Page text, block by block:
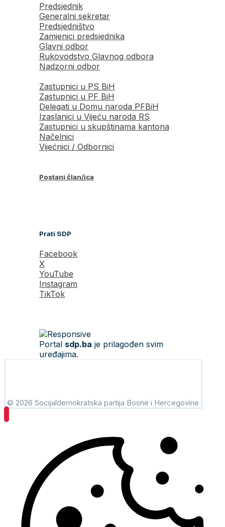
Predsjednik
Generalni sekretar
Predsjedništvo
Zamjenici predsjednika
Glavni odbor
Rukovodstvo Glavnog odbora
Nadzorni odbor
Zastupnici u PS BiH
Zastupnici u PF BiH
Delegati u Domu naroda PFBiH
Izaslanici u Vijeću naroda RS
Zastupnici u skupštinama kantona
Načelnici
Vijećnici / Odbornici
Postani član/ica
Prati SDP
Facebook
X
YouTube
Instagram
TikTok
Portal sdp.ba je prilagođen svim
uređajima.
© 2026 Socijaldemokratska partija Bosne i Hercegovine